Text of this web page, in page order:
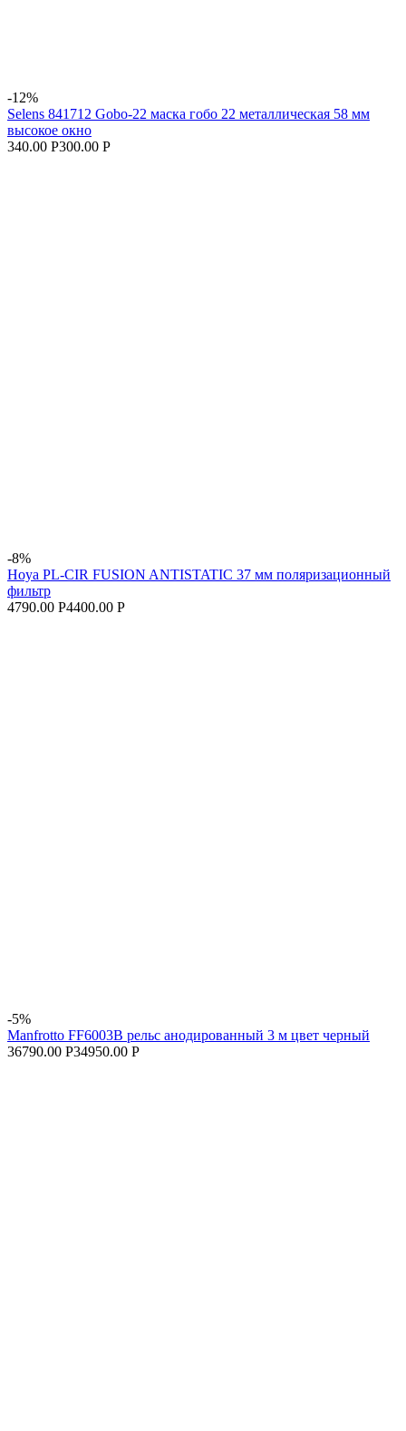
-12%
Selens 841712 Gobo-22 маска гобо 22 металлическая 58 мм
высокое окно
340.00 Р300.00 Р
-8%
Hoya PL-CIR FUSION ANTISTATIC 37 мм поляризационный
фильтр
4790.00 Р4400.00 Р
-5%
Manfrotto FF6003B рельс анодированный 3 м цвет черный
36790.00 Р34950.00 Р